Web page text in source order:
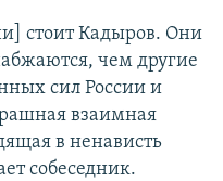
стоит Кадыров. Они
чем другие
сил России и
взаимная
в ненависть
собеседник.